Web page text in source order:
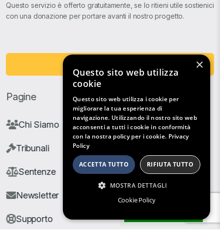
Questo servizio è offerto gratuitamente, se lo ritieni utile sostienici
con una donazione per portare avanti il nostro progetto.
Pagine
Chi Siamo
Tribunali
Sentenze
Newsletter
Supporto
×
Questo sito web utilizza
cookie
Questo sito web utilizza i cookie per
migliorare la tua esperienza di
navigazione. Utilizzando il nostro sito web
acconsenti a tutti i cookie in conformità
con la nostra policy per i cookie. Privacy
Policy
ACCETTA TUTTO RIFIUTA TUTTO
MOSTRA DETTAGLI
Cookie Policy